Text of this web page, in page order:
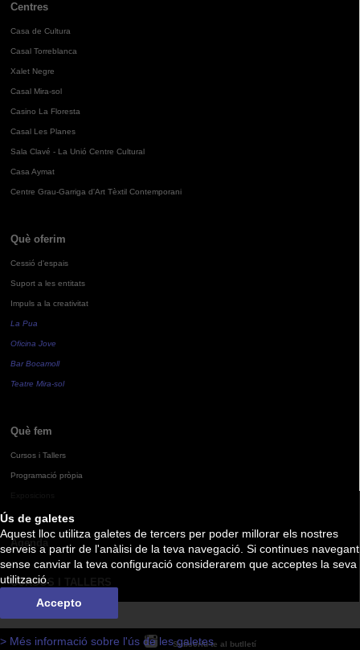
Ús de galetes
Aquest lloc utilitza galetes de tercers per poder millorar els nostres
serveis a partir de l'anàlisi de la teva navegació. Si continues navegant
sense canviar la teva configuració considerarem que acceptes la seva
utilització.
Accepto
> Més informació sobre l'ús de les galetes
Centres
Casa de Cultura
Casal Torreblanca
Xalet Negre
Casal Mira-sol
Casino La Floresta
Casal Les Planes
Sala Clavé - La Unió Centre Cultural
Casa Aymat
Centre Grau-Garriga d'Art Tèxtil Contemporani
Què oferim
Cessió d'espais
Suport a les entitats
Impuls a la creativitat
La Pua
Oficina Jove
Bar Bocamoll
Teatre Mira-sol
Què fem
Cursos i Tallers
Programació pròpia
Agenda
CURSOS I TALLERS
Subscriu-te al butlletí